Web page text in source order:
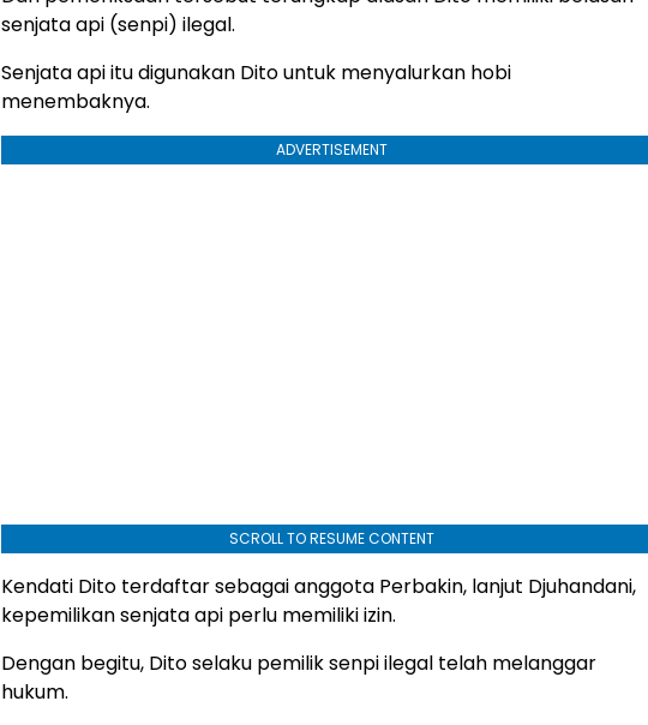
senjata api (senpi) ilegal.
Senjata api itu digunakan Dito untuk menyalurkan hobi
menembaknya.
ADVERTISEMENT
SCROLL TO RESUME CONTENT
Kendati Dito terdaftar sebagai anggota Perbakin, lanjut Djuhandani,
kepemilikan senjata api perlu memiliki izin.
Dengan begitu, Dito selaku pemilik senpi ilegal telah melanggar
hukum.